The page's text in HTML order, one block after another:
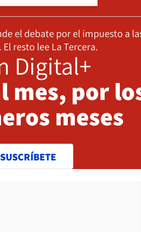
el debate por el impuesto a
El resto lee La Tercera.
Digital+
mes, por
meses
SUSCRÍBETE